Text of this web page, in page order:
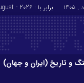
برابر با : Friday - 7 - August - 2026
و تاریخ (ایران و جهان)